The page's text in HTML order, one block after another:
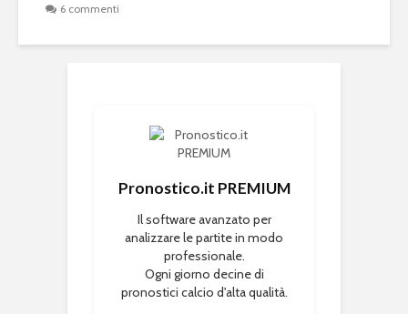
6 commenti
Pronostico.it PREMIUM
Il software avanzato per
analizzare le partite in modo
professionale.
Ogni giorno decine di
pronostici calcio d'alta qualità.